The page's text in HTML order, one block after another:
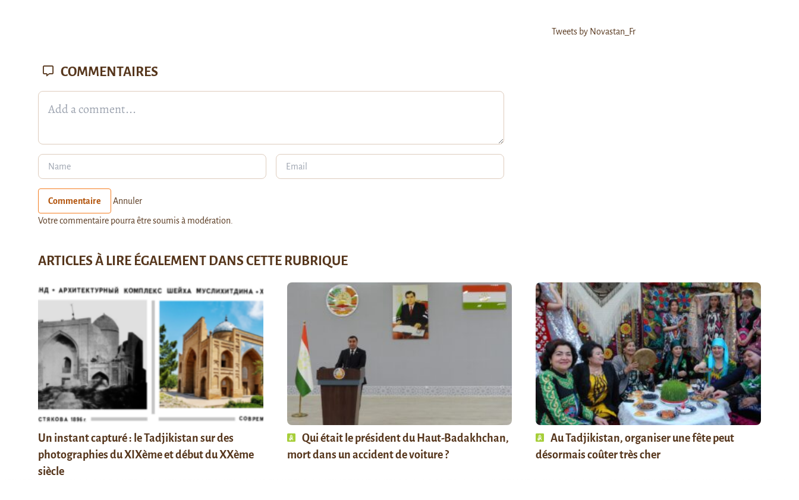
Tweets by Novastan_Fr
COMMENTAIRES
Commentaire Annuler
Votre commentaire pourra être soumis à modération.
ARTICLES À LIRE ÉGALEMENT DANS CETTE RUBRIQUE
Un instant capturé : le Tadjikistan sur des
photographies du XIXème et début du XXème
siècle
Qui était le président du Haut-Badakhchan,
mort dans un accident de voiture ?
Au Tadjikistan, organiser une fête peut
désormais coûter très cher